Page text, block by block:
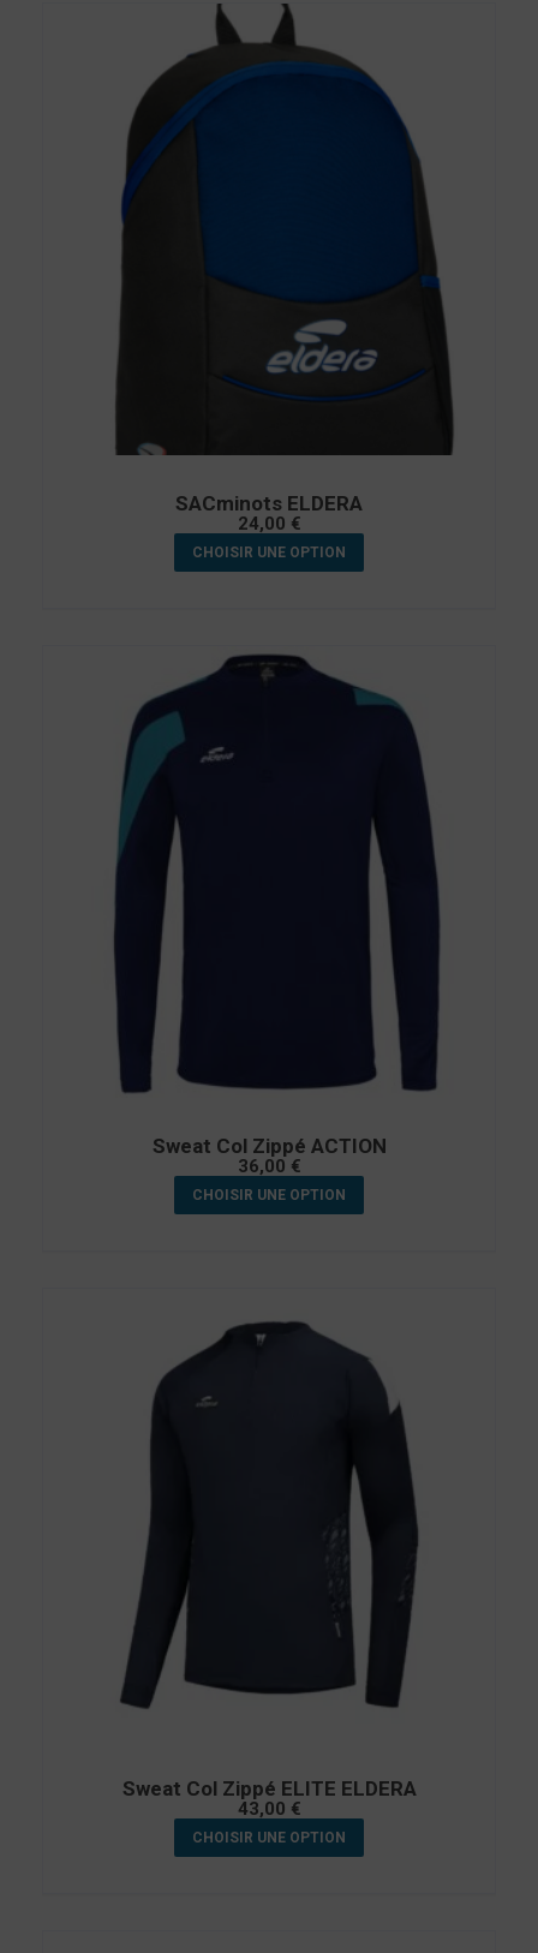
SACminots ELDERA
24,00 €
CHOISIR UNE OPTION
Sweat Col Zippé ACTION
36,00 €
CHOISIR UNE OPTION
Sweat Col Zippé ELITE ELDERA
43,00 €
CHOISIR UNE OPTION